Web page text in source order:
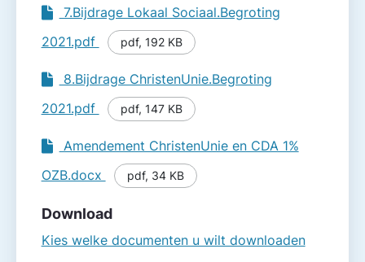
7.Bijdrage Lokaal Sociaal.Begroting
2021.pdf
pdf, 192 KB
8.Bijdrage ChristenUnie.Begroting
2021.pdf
pdf, 147 KB
Amendement ChristenUnie en CDA 1%
OZB.docx
pdf, 34 KB
Download
Kies welke documenten u wilt downloaden